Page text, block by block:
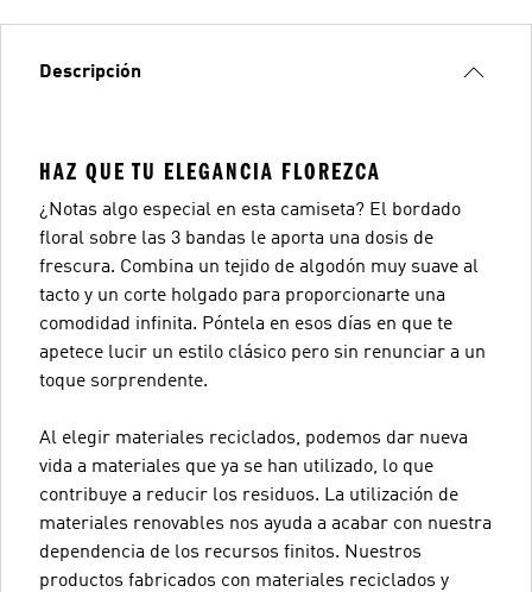
Descripción
HAZ QUE TU ELEGANCIA FLOREZCA
¿Notas algo especial en esta camiseta? El bordado
floral sobre las 3 bandas le aporta una dosis de
frescura. Combina un tejido de algodón muy suave al
tacto y un corte holgado para proporcionarte una
comodidad infinita. Póntela en esos días en que te
apetece lucir un estilo clásico pero sin renunciar a un
toque sorprendente.
Al elegir materiales reciclados, podemos dar nueva
vida a materiales que ya se han utilizado, lo que
contribuye a reducir los residuos. La utilización de
materiales renovables nos ayuda a acabar con nuestra
dependencia de los recursos finitos. Nuestros
productos fabricados con materiales reciclados y